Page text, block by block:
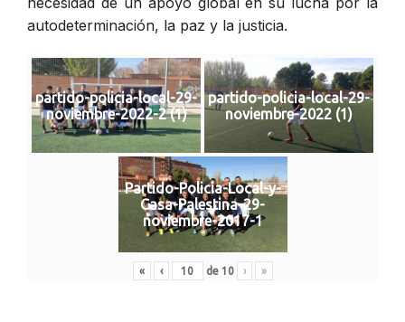
autodeterminación, la paz y la justicia.
partido-policia-local-29-
noviembre-2022-2 (1)
partido-policia-local-29-
noviembre-2022 (1)
Partido-Policia-Local-y-
Casa-Palestina-29-
noviembre-2017-1
« ‹ de 10 › »